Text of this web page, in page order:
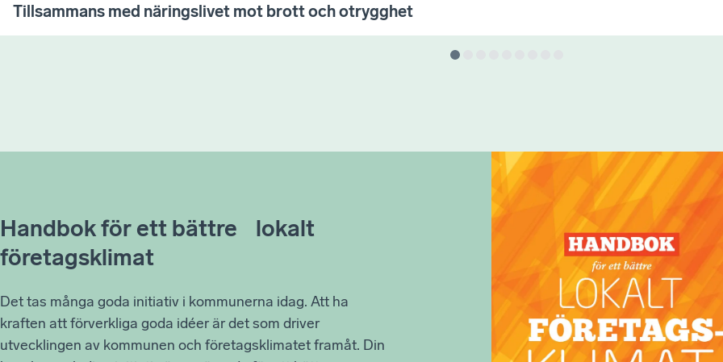
Tillsammans med näringslivet mot brott och otrygghet
Handbok för ett bättre lokalt
företagsklimat
Det tas många goda initiativ i kommunerna idag. Att ha
kraften att förverkliga goda idéer är det som driver
utvecklingen av kommunen och företagsklimatet framåt. Din